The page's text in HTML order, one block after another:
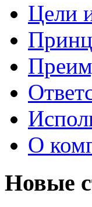
Цели
О
Новые